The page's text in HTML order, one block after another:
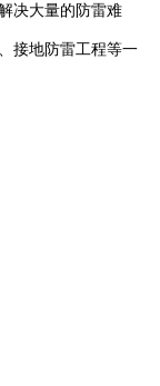
决大量的防雷难
接地防雷工程等一